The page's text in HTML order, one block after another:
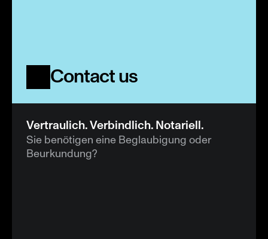
Contact us
Vertraulich. Verbindlich. Notariell.
Sie benötigen eine Beglaubigung oder
Beurkundung?